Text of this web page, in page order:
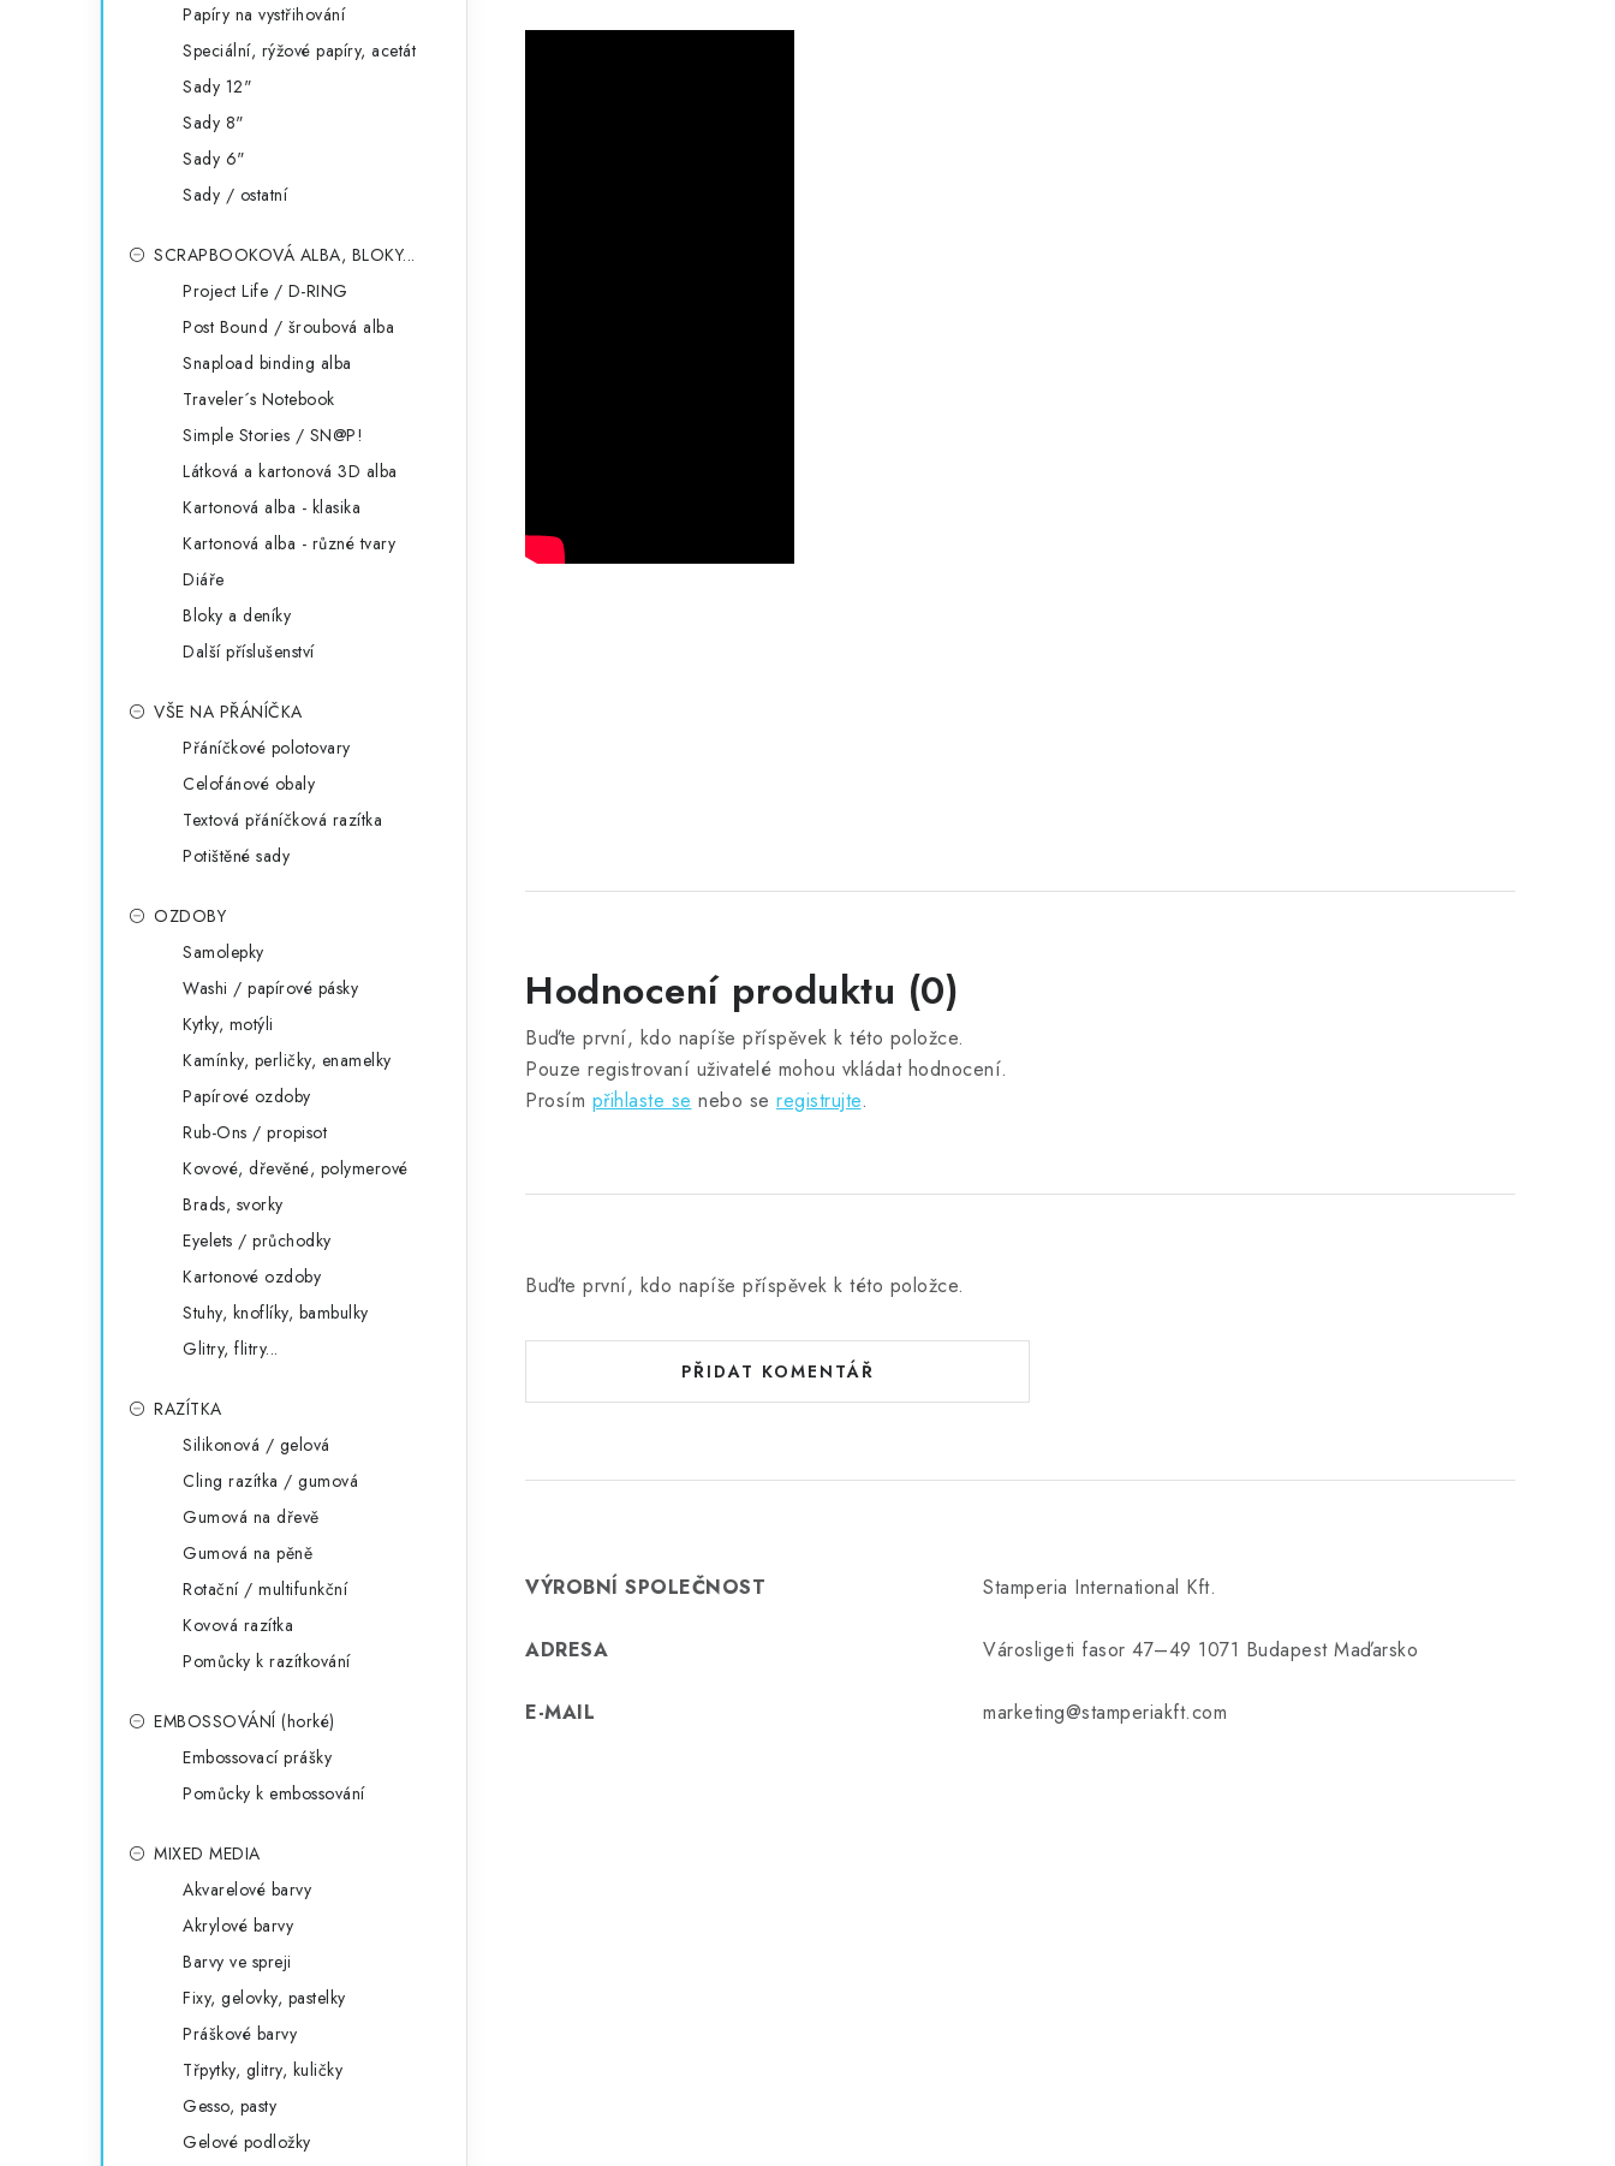
Papíry na vystřihování
Speciální, rýžové papíry, acetát
Sady 12"
Sady 8"
Sady 6"
Sady / ostatní
SCRAPBOOKOVÁ ALBA, BLOKY...
Project Life / D-RING
Post Bound / šroubová alba
Snapload binding alba
Traveler´s Notebook
Simple Stories / SN@P!
Látková a kartonová 3D alba
Kartonová alba - klasika
Kartonová alba - různé tvary
Diáře
Bloky a deníky
Další příslušenství
VŠE NA PŘÁNÍČKA
Přáníčkové polotovary
Celofánové obaly
Textová přáníčková razítka
Potištěné sady
OZDOBY
Samolepky
Washi / papírové pásky
Kytky, motýli
Kamínky, perličky, enamelky
Papírové ozdoby
Rub-Ons / propisot
Kovové, dřevěné, polymerové
Brads, svorky
Eyelets / průchodky
Kartonové ozdoby
Stuhy, knoflíky, bambulky
Glitry, flitry...
RAZÍTKA
Silikonová / gelová
Cling razítka / gumová
Gumová na dřevě
Gumová na pěně
Rotační / multifunkční
Kovová razítka
Pomůcky k razítkování
EMBOSSOVÁNÍ (horké)
Embossovací prášky
Pomůcky k embossování
MIXED MEDIA
Akvarelové barvy
Akrylové barvy
Barvy ve spreji
Fixy, gelovky, pastelky
Práškové barvy
Třpytky, glitry, kuličky
Gesso, pasty
Gelové podložky
Hodnocení produktu (0)
Buďte první, kdo napíše příspěvek k této položce.
Pouze registrovaní uživatelé mohou vkládat hodnocení.
Prosím přihlaste se nebo se registrujte.
Buďte první, kdo napíše příspěvek k této položce.
PŘIDAT KOMENTÁŘ
VÝROBNÍ SPOLEČNOST Stamperia International Kft.
ADRESA Városligeti fasor 47–49 1071 Budapest Maďarsko
E-MAIL marketing@stamperiakft.com